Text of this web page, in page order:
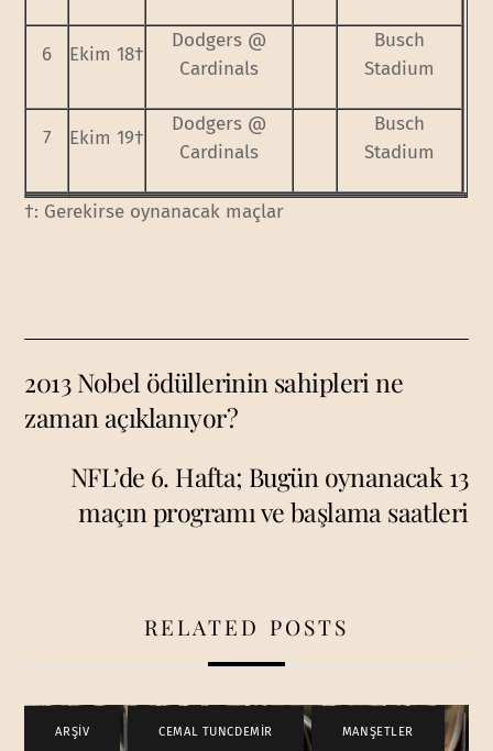
6 Ekim 18†
Dodgers @
Cardinals
Busch
Stadium
7 Ekim 19†
Dodgers @
Cardinals
Busch
Stadium
†: Gerekirse oynanacak maçlar
2013 Nobel ödüllerinin sahipleri ne
zaman açıklanıyor?
NFL’de 6. Hafta; Bugün oynanacak 13
maçın programı ve başlama saatleri
RELATED POSTS
ARŞİV CEMAL TUNCDEMİR , MANŞETLER